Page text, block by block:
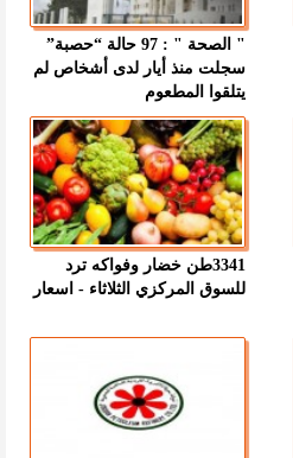
" الصحة " : 97 حالة “حصبة”
سجلت منذ أيار لدى أشخاص لم
يتلقوا المطعوم
3341طن خضار وفواكه ترد
للسوق المركزي الثلاثاء - اسعار